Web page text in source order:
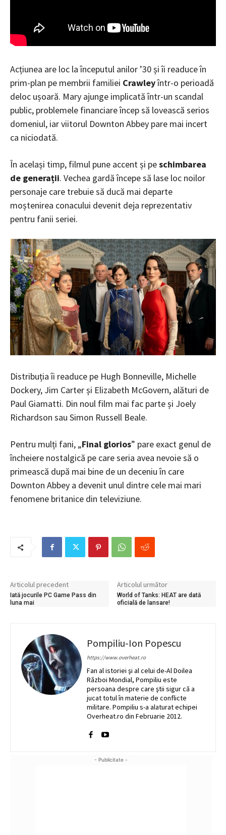
Acțiunea are loc la începutul anilor ’30 și îi readuce în
prim-plan pe membrii familiei Crawleyîntr-o perioadă
deloc ușoară. Mary ajunge implicată într-un scandal
public, problemele financiare încep să lovească serios
domeniul, iar viitorul Downton Abbey pare mai incert
ca niciodată.
În același timp, filmul pune accent și peschimbarea
de generații. Vechea gardă începe să lase loc noilor
personaje care trebuie să ducă mai departe
moștenirea conacului devenit deja reprezentativ
pentru fanii seriei.
Distribuția îi readuce pe Hugh Bonneville, Michelle
Dockery, Jim Carter și Elizabeth McGovern, alături de
Paul Giamatti. Din noul film mai fac parte și Joely
Richardson sau Simon Russell Beale.
Pentru mulți fani, „Final glorios” pare exact genul de
încheiere nostalgică pe care seria avea nevoie să o
primească după mai bine de un deceniu în care
Downton Abbey a devenit unul dintre cele mai mari
fenomene britanice din televiziune.
Articolul precedent
Iată jocurile PC Game Pass din
luna mai
Articolul următor
World of Tanks: HEAT are dată
oficială de lansare!
Pompiliu-Ion Popescu
https://www.overheat.ro
Fan al istoriei şi al celui de-Al Doilea
Război Mondial, Pompiliu este
persoana despre care ştii sigur că a
jucat totul în materie de conflicte
militare. Pompiliu s-a alaturat echipei
Overheat.ro din Februarie 2012.
- Publicitate -